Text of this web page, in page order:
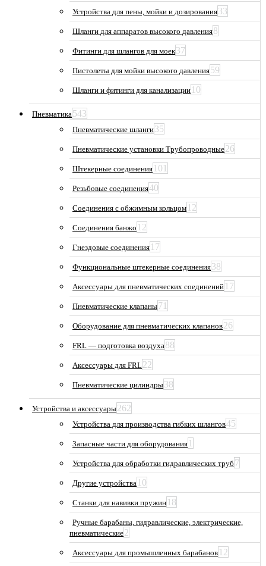
Устройства для пены, мойки и дозирования33
Шланги для аппаратов высокого давления8
Фитинги для шлангов для моек37
Пистолеты для мойки высокого давления59
Шланги и фитинги для канализации 10
Пневматика543
Пневматические шланги35
Пневматические установки Трубопроводные26
Штекерные соединения 101
Резьбовые соединения40
Соединения с обжимным кольцом 12
Соединения банжо 12
Гнездовые соединения 17
Функциональные штекерные соединения38
Аксессуары для пневматических соединений 17
Пневматические клапаны71
Оборудование для пневматических клапанов26
FRL — подготовка воздуха88
Аксессуары для FRL22
Пневматические цилиндры38
Устройства и аксессуары262
Устройства для производства гибких шлангов45
Запасные части для оборудования 1
Устройства для обработки гидравлических труб 7
Другие устройства 10
Станки для навивки пружин 18
Ручные барабаны, гидравлические, электрические,
пневматические2
Аксессуары для промышленных барабанов 12